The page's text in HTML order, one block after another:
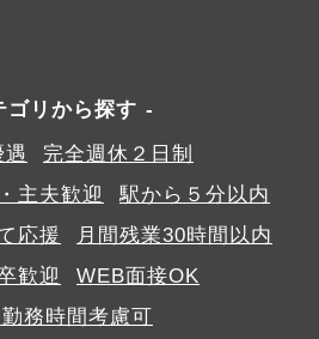
ゴリから探す
遇
完全週休２日制
主夫歓迎
駅から５分以内
応援
月間残業30時間以内
歓迎
WEB面接OK
務時間考慮可